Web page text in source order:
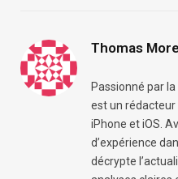
Thomas
Passionné par
est un rédacteur
iPhone et iOS.
d’expérience
décrypte